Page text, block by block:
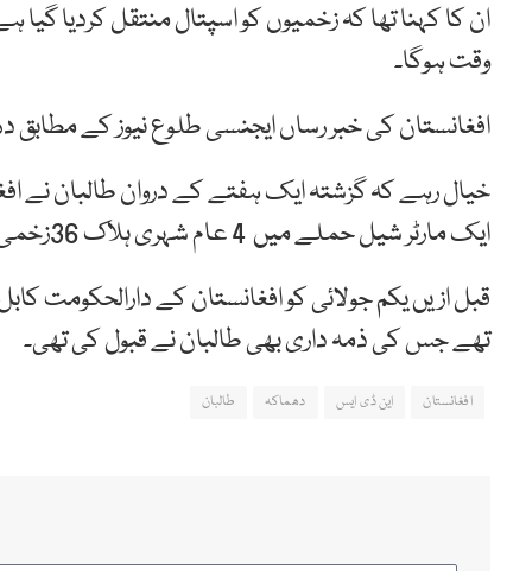
ان کا کہنا تھا کہ زخمیوں کو اسپتال منتقل کردیا
وقت ہوگا۔
افغانستان کی خبر رساں ایجنسی طلوع نیوز کے مطابق
خیال رہے کہ گزشتہ ایک ہفتے کے دروان طالبان نے
ایک مارٹر شیل حملے میں 4 عام شہری ہلاک 36زخمی ہوئے تھے۔
تھے جس کی ذمہ داری بھی طالبان نے قبول کی تھی۔
افغانستان این ڈی ایس دھماکہ طالبان